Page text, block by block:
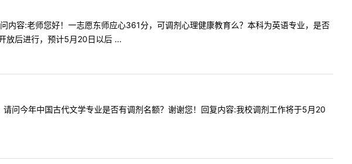
容:老师您好！一志愿东师应心361分，可调剂心理健康教育么？本科为英语专业，是否
放后进行，预计5月20日以后 ...
今年中国古代文学专业是否有调剂名额？谢谢您！回复内容:我校调剂工作将于5月20